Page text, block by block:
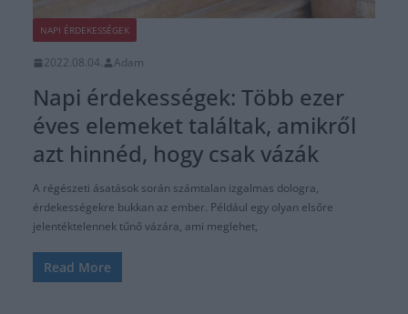
NAPI ÉRDEKESSÉGEK
2022.08.04. Adam
Napi érdekességek: Több ezer
éves elemeket találtak, amikről
azt hinnéd, hogy csak vázák
A régészeti ásatások során számtalan izgalmas dologra,
érdekességekre bukkan az ember. Például egy olyan elsőre
jelentéktelennek tűnő vázára, ami meglehet,
Read More